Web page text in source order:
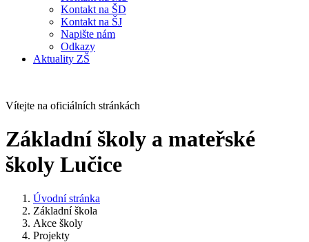
Kontakt na ŠD
Kontakt na ŠJ
Napište nám
Odkazy
Aktuality ZŠ
Vítejte na oficiálních stránkách
Základní školy a mateřské
školy Lučice
Úvodní stránka
Základní škola
Akce školy
Projekty